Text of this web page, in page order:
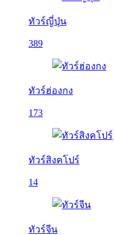
ทัวร์ญี่ปุ่น
389
ทัวร์ฮ่องกง
173
ทัวร์สิงคโปร์
14
ทัวร์จีน